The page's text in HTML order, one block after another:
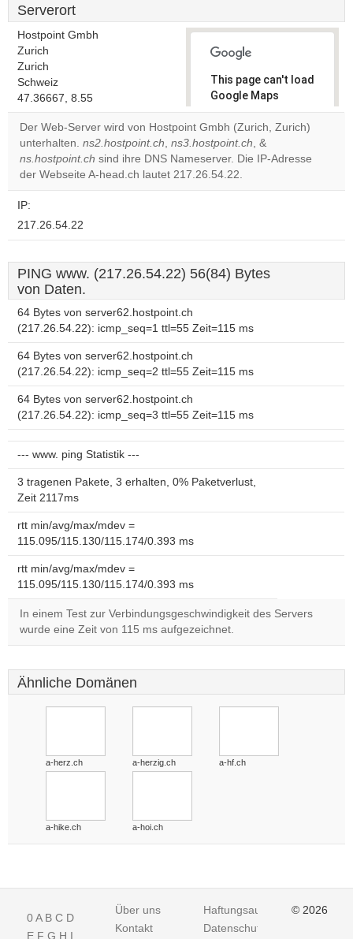
Serverort
Hostpoint Gmbh
Zurich
Zurich
Schweiz
47.36667, 8.55
This page can't load
Google Maps
correctly.
Do you
own this
website?
OK
Der Web-Server wird von Hostpoint Gmbh (Zurich, Zurich)
unterhalten. ns2.hostpoint.ch, ns3.hostpoint.ch, &
ns.hostpoint.ch sind ihre DNS Nameserver. Die IP-Adresse
der Webseite A-head.ch lautet 217.26.54.22.
IP:
217.26.54.22
PING www. (217.26.54.22) 56(84) Bytes
von Daten.
64 Bytes von server62.hostpoint.ch
(217.26.54.22): icmp_seq=1 ttl=55 Zeit=115 ms
64 Bytes von server62.hostpoint.ch
(217.26.54.22): icmp_seq=2 ttl=55 Zeit=115 ms
64 Bytes von server62.hostpoint.ch
(217.26.54.22): icmp_seq=3 ttl=55 Zeit=115 ms
--- www. ping Statistik ---
3 tragenen Pakete, 3 erhalten, 0% Paketverlust,
Zeit 2117ms
rtt min/avg/max/mdev =
115.095/115.130/115.174/0.393 ms
rtt min/avg/max/mdev =
115.095/115.130/115.174/0.393 ms
In einem Test zur Verbindungsgeschwindigkeit des Servers
wurde eine Zeit von 115 ms aufgezeichnet.
Ähnliche Domänen
a-herz.ch a-herzig.ch a-hf.ch
a-hike.ch a-hoi.ch
0A B C D
E F G H I
Über uns
Kontakt
Haftungsausschluss
Datenschutz
© 2026